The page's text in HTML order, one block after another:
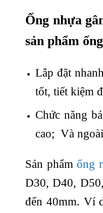
Ống nhựa
sản phẩm
Lắp đặt
tốt, tiết kiệm
Chức năng
cao; Và
Sản phẩmống
D30, D40,
đến 40mm. Ví